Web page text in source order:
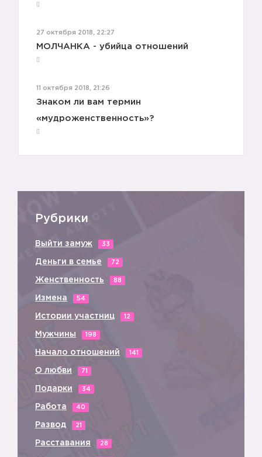
27 октября 2018, 22:27
МОЛЧАНКА - убийца отношений
11 октября 2018, 21:26
Знаком ли вам термин
«мудроженственность»?
Рубрики
Выйти замуж 33
Деньги в семье 72
Женственность 88
Измена 54
Истории участниц 12
Мужчины 198
Начало отношений 141
О любви 71
Подарки 34
Работа 40
Развод 21
Расставания 28